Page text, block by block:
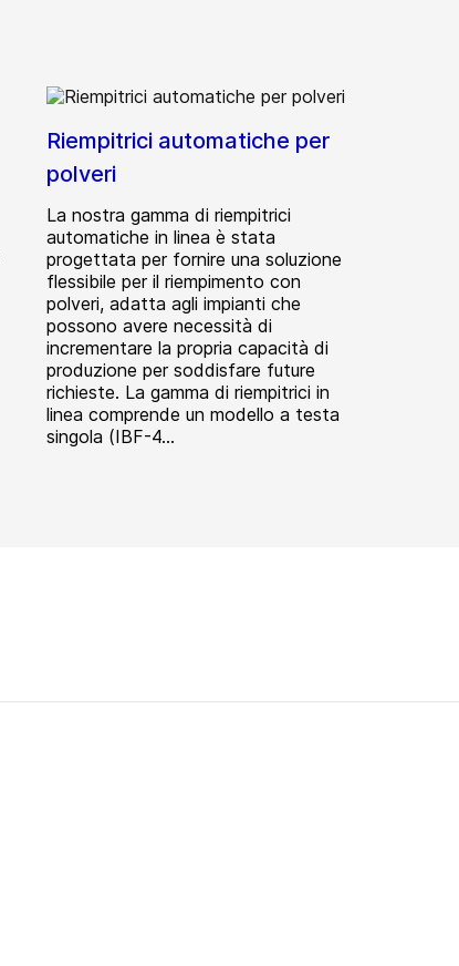
Riempitrici automatiche per
polveri
La nostra gamma di riempitrici
automatiche in linea è stata
progettata per fornire una soluzione
flessibile per il riempimento con
polveri, adatta agli impianti che
possono avere necessità di
incrementare la propria capacità di
produzione per soddisfare future
richieste. La gamma di riempitrici in
linea comprende un modello a testa
singola (IBF-4...